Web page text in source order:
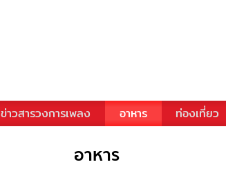
ข่าวสารวงการเพลง อาหาร ท่องเที่ยว
อาหาร